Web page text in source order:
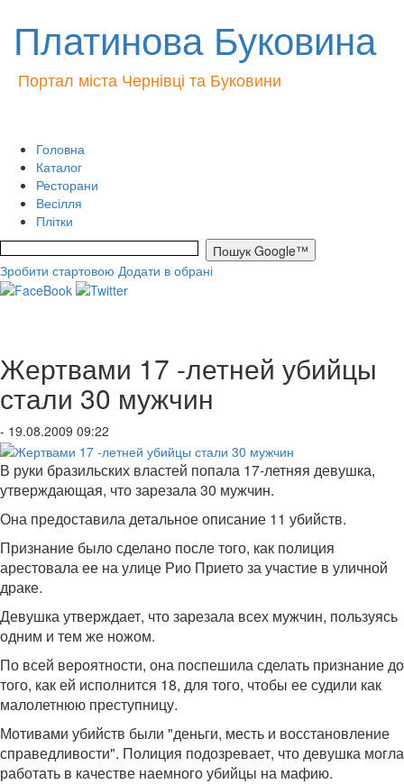
Платинова Буковина
Портал міста Чернівці та Буковини
Головна
Каталог
Ресторани
Весілля
Плітки
Зробити стартовою Додати в обрані
Жертвами 17 -летней убийцы
стали 30 мужчин
- 19.08.2009 09:22
В руки бразильских властей попала 17-летняя девушка,
утверждающая, что зарезала 30 мужчин.
Она предоставила детальное описание 11 убийств.
Признание было сделано после того, как полиция
арестовала ее на улице Рио Прието за участие в уличной
драке.
Девушка утверждает, что зарезала всех мужчин, пользуясь
одним и тем же ножом.
По всей вероятности, она поспешила сделать признание до
того, как ей исполнится 18, для того, чтобы ее судили как
малолетнюю преступницу.
Мотивами убийств были "деньги, месть и восстановление
справедливости". Полиция подозревает, что девушка могла
работать в качестве наемного убийцы на мафию.